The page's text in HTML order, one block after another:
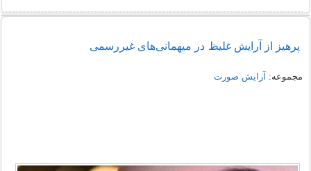
پرهیز از آرایش غلیظ در میهمانی‌های غیررسمی
مجموعه: آرایش صورت